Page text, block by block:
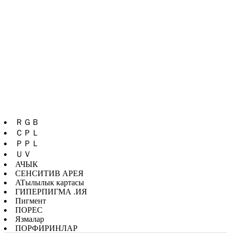
ＲＧＢ
ＣＰＬ
ＰＰＬ
ＵＶ
АЧЫК
СЕНСИТИВ АРЕЯ
ATылылык картасы
ГИПЕРПИГМА .ИЯ
Пигмент
ПОРЕС
Язмалар
ПОРФИРИНЛАР